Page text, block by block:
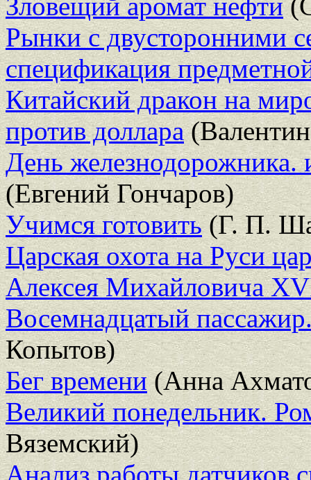
Рынки с двусторонними
спецификация
Китайский дракон на
против доллара
День железнодорожника.
(Евгений Гончаров)
Учимся готовить(Г. П.
Царская охота на Руси
Алексея Михайловича
Восемнадцатый
Копытов)
Бег времени(Анна
Великий понедельник.
Вяземский)
Анализ работы датчиков